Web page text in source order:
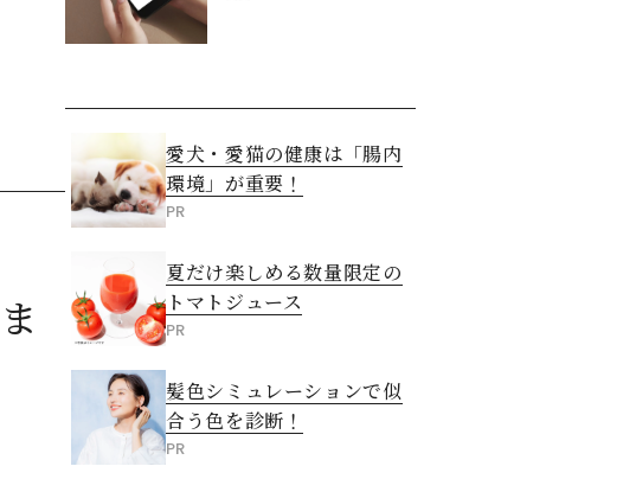
愛犬・愛猫の健康は「腸内
環境」が重要！
PR
夏だけ楽しめる数量限定の
トマトジュース
PR
髪色シミュレーションで似
合う色を診断！
PR